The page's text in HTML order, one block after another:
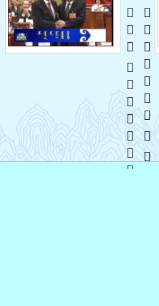
   
 